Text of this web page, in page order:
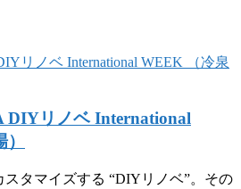
DIYリノベ International
タマイズする “DIYリノベ”。その